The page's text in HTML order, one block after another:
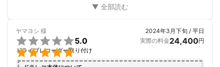
ヤマヨシ 様


5.0
ドライブレコーダー取り付け
2024年3月下旬 / 平日
実際の料金24,400円